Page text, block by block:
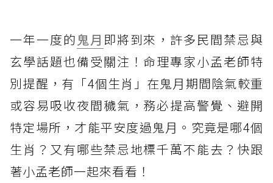
一年一度的鬼月 即將到來，許多民間禁忌與
玄學話題也備受關注！命理專家小孟老師特
別提醒，有「4個生肖」在鬼月期間陰氣較重
或容易吸收夜間穢氣，務必提高警覺、避開
特定場所，才能平安度過鬼月。究竟是哪4個
生肖？又有哪些禁忌地標千萬不能去？快跟
著小孟老師一起來看看！